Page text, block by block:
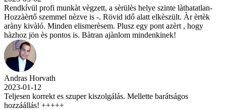
Rendkívül profi munkàt vègzett, a sèrülès helye szinte làthatatlan-
Hozzàèrtő szemmel nèzve is -. Rövid idő alatt elkèszült. Àr èrtèk
aràny kivàló. Minden elismerèsem. Plusz egy pont azèrt , hogy
hàzhoz jön ès pontos is. Bàtran ajànlom mindenkinek!
Andras Horvath
2023-01-12
Teljesen korrekt es szuper kiszolgálás. Mellette barátságos
hozzáállás! +++++